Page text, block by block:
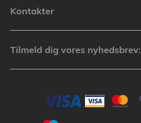
Kontakter
Tilmeld dig vores nyhedsbrev: